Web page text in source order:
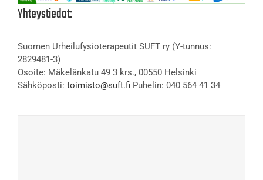
Yhteystiedot:
Suomen Urheilufysioterapeutit SUFT ry (Y-tunnus:
2829481-3)
Osoite: Mäkelänkatu 49 3 krs., 00550 Helsinki
Sähköposti: toimisto@suft.fi Puhelin: 040 564 41 34